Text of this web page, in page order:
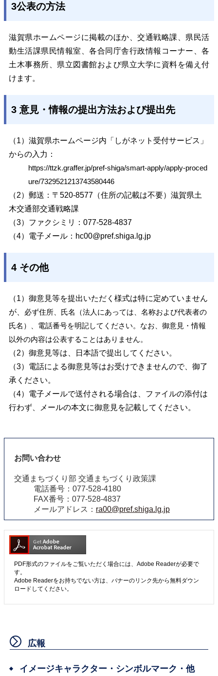
3公表の方法
滋賀県ホームページに掲載のほか、交通戦略課、県民活
動生活課県民情報室、各合同庁舎行政情報コーナー、各
土木事務所、県立図書館および県立大学に資料を備え付
けます。
3 意見・情報の提出方法および提出先
（1）滋賀県ホームページ内「しがネット受付サービス」
からの入力：
https://ttzk.graffer.jp/pref-shiga/smart-apply/apply-proced
ure/7329521213743580446
（2）郵送：〒520-8577（住所の記載は不要）滋賀県土
木交通部交通戦略課
（3）ファクシミリ：077-528-4837
（4）電子メール： hc00@pref.shiga.lg.jp
4 その他
（1）御意見等を提出いただく様式は特に定めていません
が、 必ず住所、氏名（法人にあっては、名称および代表者の
氏名）、電話番号を明記してください。なお、御意見・情報
以外の内容は公表することはありません。
（2）御意見等は、日本語で提出してください。
（3）電話による御意見等はお受けできませんので、御了
承ください。
（4）電子メールで送付される場合は、ファイルの添付は
行わず、メールの本文に御意見を記載してください。
お問い合わせ
交通まちづくり部 交通まちづくり政策課
電話番号：077-528-4180
FAX番号：077-528-4837
メールアドレス： ra00@pref.shiga.lg.jp
PDF形式のファイルをご覧いただく場合には、Adobe Readerが必要で
す。
Adobe Readerをお持ちでない方は、バナーのリンク先から無料ダウン
ロードしてください。
広報
イメージキャラクター・シンボルマーク・他